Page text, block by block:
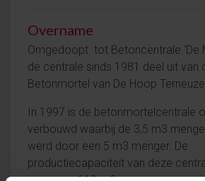
Overname
Omgedoopt tot Betoncentrale 'De
de centrale sinds 1981 deel uit van
Betonmortel van De Hoop
In 1997 is de betonmortelcentrale
verbouwd waarbij de 3,5 m3
werd door een 5 m3 menger. De
productiecapaciteit van deze